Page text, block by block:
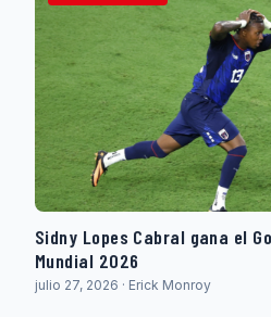
Sidny Lopes Cabral gana el
Mundial 2026
julio 27, 2026 · Erick Monroy